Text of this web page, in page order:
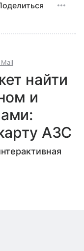
найти
и
АЗС